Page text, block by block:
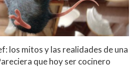
los mitos y las realidades de una
que hoy ser cocinero